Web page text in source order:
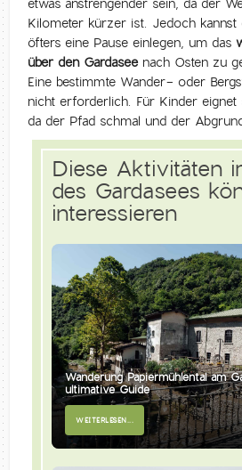
etwas anstrengender sein, da der
Kilometer kürzer ist. Jedoch kannst
öfters eine Pause einlegen, um das
über den Gardaseenach Osten zu
Eine bestimmte Wander- oder
nicht erforderlich. Für Kinder eignet
da der Pfad schmal und der
Diese Aktivitäten
des Gardasees
interessieren
Wanderung Papiermühlental am
ultimative Guide
WEITERLESEN...